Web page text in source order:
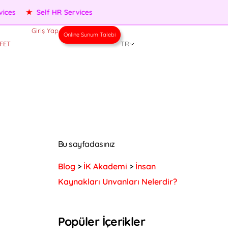
★ Performance Management
Giriş Yap Online Sunum Talebi
TR
Bu sayfadasınız
Blog > İK Akademi > İnsan
Kaynakları Unvanları Nelerdir?
Popüler İçerikler